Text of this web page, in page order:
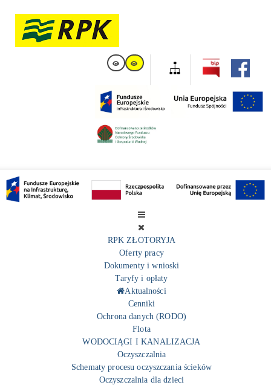
RPK ZŁOTORYJA
Oferty pracy
Dokumenty i wnioski
Taryfy i opłaty
Aktualności
Cenniki
Ochrona danych (RODO)
Flota
WODOCIĄGI I KANALIZACJA
Oczyszczalnia
Schematy procesu oczyszczania ścieków
Oczyszczalnia dla dzieci